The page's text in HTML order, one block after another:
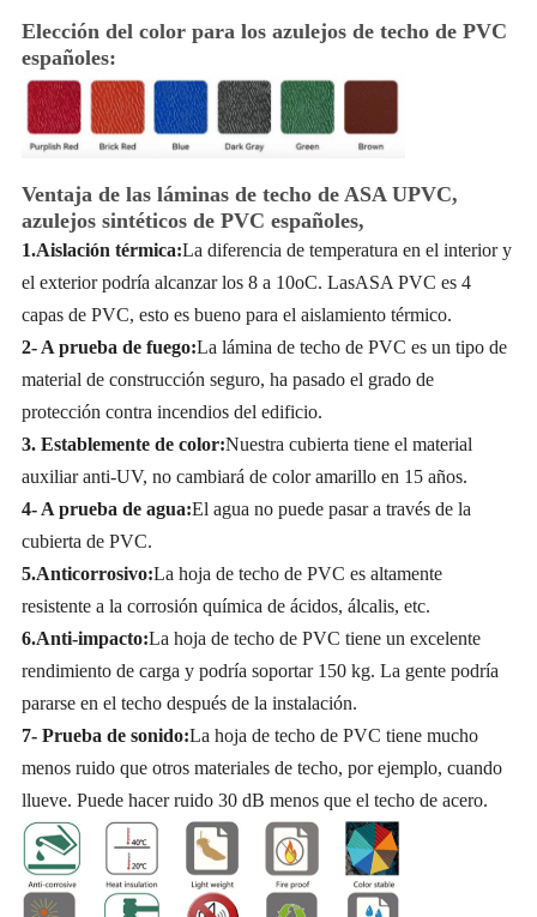
Elección del color para los azulejos de techo de PVC
españoles:
Ventaja de las láminas de techo de ASA UPVC,
azulejos sintéticos de PVC españoles,
1.Aislación térmica:La diferencia de temperatura en el interior y
el exterior podría alcanzar los 8 a 10oC. LasASA PVC es 4
capas de PVC, esto es bueno para el aislamiento térmico.
2- A prueba de fuego:La lámina de techo de PVC es un tipo de
material de construcción seguro, ha pasado el grado de
protección contra incendios del edificio.
3. Establemente de color:Nuestra cubierta tiene el material
auxiliar anti-UV, no cambiará de color amarillo en 15 años.
4- A prueba de agua:El agua no puede pasar a través de la
cubierta de PVC.
5.Anticorrosivo:La hoja de techo de PVC es altamente
resistente a la corrosión química de ácidos, álcalis, etc.
6.Anti-impacto:La hoja de techo de PVC tiene un excelente
rendimiento de carga y podría soportar 150 kg. La gente podría
pararse en el techo después de la instalación.
7- Prueba de sonido:La hoja de techo de PVC tiene mucho
menos ruido que otros materiales de techo, por ejemplo, cuando
llueve. Puede hacer ruido 30 dB menos que el techo de acero.